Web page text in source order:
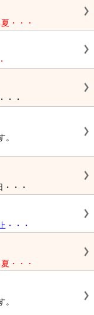
・・・
・・
・・
・・・
・・・